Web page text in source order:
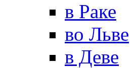
в Раке
во Льве
в Деве